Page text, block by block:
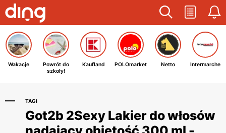
Wakacje
Powrót do
szkoły!
Kaufland POLOmarket Netto Intermarche
TAGI
Got2b 2Sexy Lakier do włosów